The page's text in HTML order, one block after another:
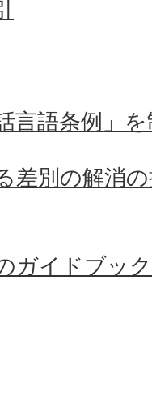
言語条例」
差別の解消
ガイドブック